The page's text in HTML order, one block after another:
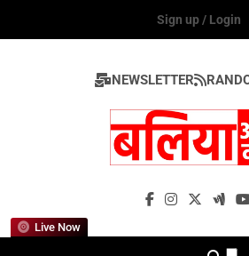
Sign up / Login
NEWSLETTER
Live Now
Ballia